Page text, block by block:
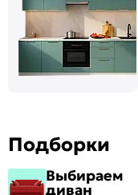
Подборки
Выбираем
диван